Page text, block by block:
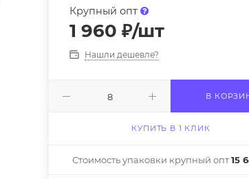
Крупный опт
1 960 ₽/шт
Нашли дешевле?
В
КУПИТЬ В 1 КЛИК
Стоимость упаковки крупный опт15